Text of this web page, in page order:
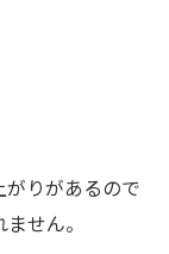
がりがあるので
せん。